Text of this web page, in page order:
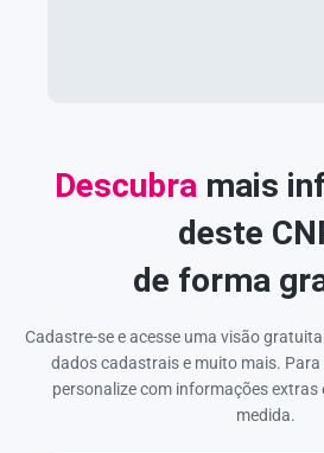
Descubra mais
deste
de forma
Cadastre-se e acesse uma visão
dados cadastrais e muito mais.
personalize com informações
medida.